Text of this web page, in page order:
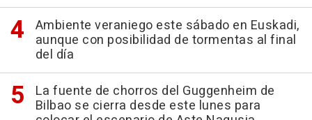
Ambiente veraniego este sábado en Euskadi,
aunque con posibilidad de tormentas al final
del día
La fuente de chorros del Guggenheim de
Bilbao se cierra desde este lunes para